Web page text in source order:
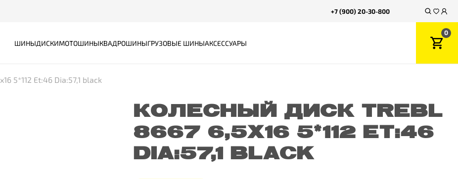
+7 (900) 20-30-800
ШИНЫДИСКИМОТОШИНЫКВАДРОШИНЫГРУЗОВЫЕ ШИНЫАКСЕССУАРЫ
0
5*112 Et:46 Dia:57,1 black
КОЛЕСНЫЙ ДИСК TREBL
8667 6,5X16 5*112 ET:46
DIA:57,1 BLACK